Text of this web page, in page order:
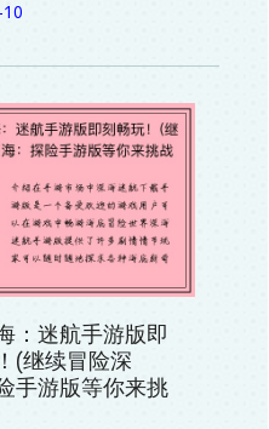
：迷航手游版即
(继续冒险深
手游版等你来挑